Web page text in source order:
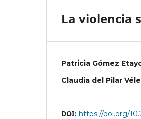
La violencia
Patricia Gómez
Claudia del Pilar
DOI: https://doi.org/